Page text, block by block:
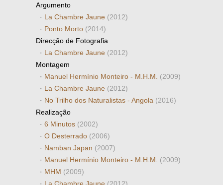
Argumento
· La Chambre Jaune (2012)
· Ponto Morto (2014)
Direcção de Fotografia
· La Chambre Jaune (2012)
Montagem
· Manuel Hermínio Monteiro - M.H.M. (2009)
· La Chambre Jaune (2012)
· No Trilho dos Naturalistas - Angola (2016)
Realização
· 6 Minutos (2002)
· O Desterrado (2006)
· Namban Japan (2007)
· Manuel Hermínio Monteiro - M.H.M. (2009)
· MHM (2009)
· La Chambre Jaune (2012)